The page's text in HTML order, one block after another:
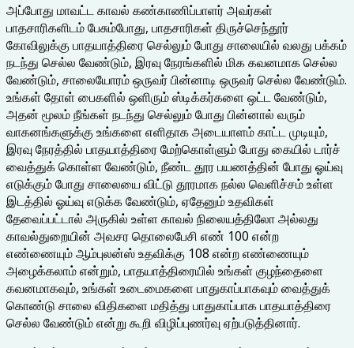
அப்போது மாவட்ட காவல் கண்காணிப்பாளர் அவர்கள்
பாதசாரிகளிடம் பேசும்போது, பாதசாரிகள் திருச்செந்தூர்
கோவிலுக்கு பாதயாத்திரை செல்லும் போது சாலையில் வலது பக்கம்
நடந்து செல்ல வேண்டும், இரவு நேரங்களில் மிக கவனமாக செல்ல
வேண்டும், சாலையோரம் ஒருவர் பின்னாடி ஒருவர் செல்ல வேண்டும்.
உங்கள் தோள் பைகளில் ஒளிரும் ஸ்டிக்கர்களை ஒட்ட வேண்டும்,
அதன் மூலம் நீங்கள் நடந்து செல்லும் போது பின்னால் வரும்
வாகனங்களுக்கு உங்களை எளிதாக அடையாளம் காட்ட முடியும்,
இரவு நேரத்தில் பாதயாத்திரை மேற்கொள்ளும் போது கையில் டார்ச்
வைத்துக் கொள்ள வேண்டும், நீண்ட தூர பயணத்தின் போது ஓய்வு
எடுக்கும் போது சாலையை விட்டு தூரமாக நல்ல வெளிச்சம் உள்ள
இடத்தில் ஓய்வு எடுக்க வேண்டும், ஏதேனும் உதவிகள்
தேவைப்பட்டால் அருகில் உள்ள காவல் நிலையத்திலோ அல்லது
காவல்துறையின் அவசர தொலைபேசி எண் 100 என்ற
எண்ணையும் ஆம்புலன்ஸ் உதவிக்கு 108 என்ற எண்ணையும்
அழைக்கலாம் என்றும், பாதயாத்திரையில் உங்கள் குழந்தைளை
கவனமாகவும், உங்கள் உடைமைகளை பாதுகாப்பாகவும் வைத்துக்
கொண்டு சாலை விதிகளை மதித்து பாதுகாப்பாக பாதயாத்திரை
செல்ல வேண்டும் என்று கூறி விழிப்புணர்வு ஏற்படுத்தினார்.